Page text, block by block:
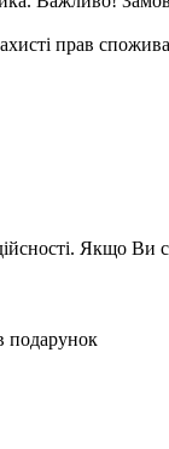
прав
Якщо
подарунок